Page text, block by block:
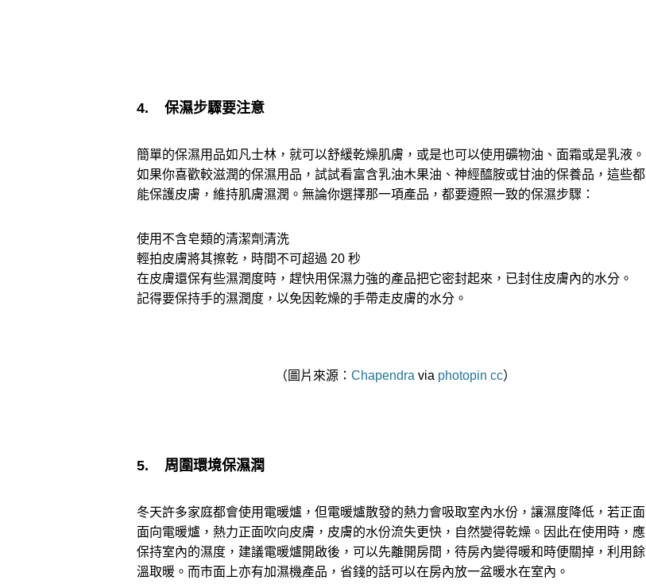
4. 保濕步驟要注意
簡單的保濕用品如凡士林，就可以舒緩乾燥肌膚，或是也可以使用礦物油、面霜或是乳液。
如果你喜歡較滋潤的保濕用品，試試看富含乳油木果油、神經醯胺或甘油的保養品，這些都
能保護皮膚，維持肌膚濕潤。無論你選擇那一項產品，都要遵照一致的保濕步驟：
使用不含皂類的清潔劑清洗
輕拍皮膚將其擦乾，時間不可超過 20 秒
在皮膚還保有些濕潤度時，趕快用保濕力強的產品把它密封起來，已封住皮膚內的水分。
記得要保持手的濕潤度，以免因乾燥的手帶走皮膚的水分。
（圖片來源： Chapendra via photopin cc）
5. 周圍環境保濕潤
冬天許多家庭都會使用電暖爐，但電暖爐散發的熱力會吸取室內水份，讓濕度降低，若正面
面向電暖爐，熱力正面吹向皮膚，皮膚的水份流失更快，自然變得乾燥。因此在使用時，應
保持室內的濕度，建議電暖爐開啟後，可以先離開房間，待房內變得暖和時便關掉，利用餘
溫取暖。而市面上亦有加濕機產品，省錢的話可以在房內放一盆暖水在室內。